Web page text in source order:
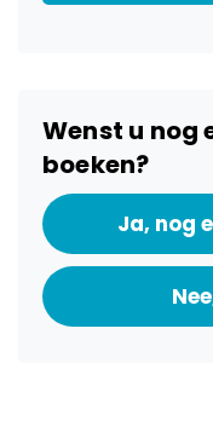
Wenst u
boeken?